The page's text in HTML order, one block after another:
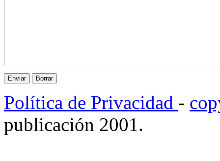
Política de Privacidad -
publicación 2001.